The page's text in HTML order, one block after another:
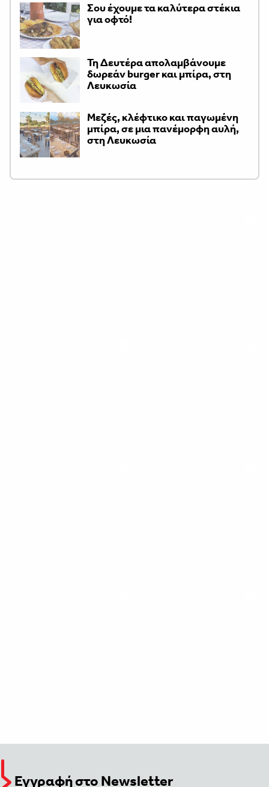
Σου έχουμε τα καλύτερα στέκια
για οφτό!
Τη Δευτέρα απολαμβάνουμε
δωρεάν burger και μπίρα, στη
Λευκωσία
Μεζές, κλέφτικο και παγωμένη
μπίρα, σε μια πανέμορφη αυλή,
στη Λευκωσία
Εγγραφή στο Newsletter